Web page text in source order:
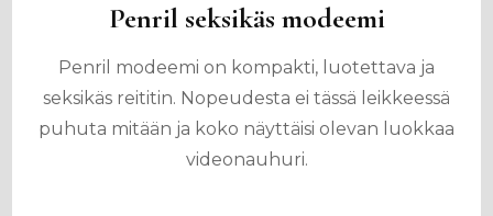
Penril seksikäs modeemi
Penril modeemi on kompakti, luotettava ja
seksikäs reititin. Nopeudesta ei tässä leikkeessä
puhuta mitään ja koko näyttäisi olevan luokkaa
videonauhuri.